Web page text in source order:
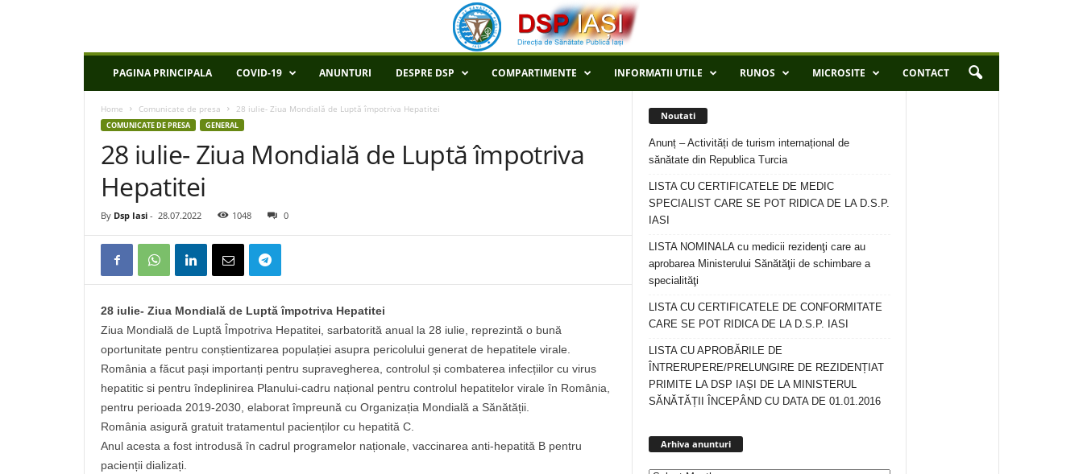
P
PAGINA PRINCIPALA COVID-19 ANUNTURI DESPRE DSP COMPARTIMENTE INFORMATII UTILE RUNOS MICROSITE CONTACT
Home Comunicate de presa 28 iulie- Ziua Mondială de Luptă împotriva Hepatitei
COMUNICATE DE PRESA GENERAL
28 iulie- Ziua Mondială de Luptă împotriva
Hepatitei
By Dsp Iasi - 28.07.2022 1048 0
28 iulie- Ziua Mondială de Luptă împotriva Hepatitei
Ziua Mondială de Luptă Împotriva Hepatitei, sarbatorită anual la 28 iulie, reprezintă o bună
oportunitate pentru conștientizarea populației asupra pericolului generat de hepatitele virale.
România a făcut pași importanți pentru supravegherea, controlul și combaterea infecțiilor cu virus
hepatitic si pentru îndeplinirea Planului-cadru național pentru controlul hepatitelor virale în România,
pentru perioada 2019-2030, elaborat împreună cu Organizația Mondială a Sănătății.
România asigură gratuit tratamentul pacienților cu hepatită C.
Anul acesta a fost introdusă în cadrul programelor naționale, vaccinarea anti-hepatită B pentru
pacienții dializați.
Noutati
Anunț – Activități de turism internațional de
sănătate din Republica Turcia
LISTA CU CERTIFICATELE DE MEDIC
SPECIALIST CARE SE POT RIDICA DE LA D.S.P.
IASI
LISTA NOMINALA cu medicii rezidenţi care au
aprobarea Ministerului Sănătăţii de schimbare a
specialităţi
LISTA CU CERTIFICATELE DE CONFORMITATE
CARE SE POT RIDICA DE LA D.S.P. IASI
LISTA CU APROBĂRILE DE
ÎNTRERUPERE/PRELUNGIRE DE REZIDENȚIAT
PRIMITE LA DSP IAȘI DE LA MINISTERUL
SĂNĂTĂȚII ÎNCEPÂND CU DATA DE 01.01.2016
Arhiva anunturi